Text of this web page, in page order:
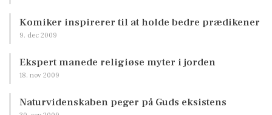
Komiker inspirerer til at holde bedre prædikener
9. dec 2009
Ekspert manede religiøse myter i jorden
18. nov 2009
Naturvidenskaben peger på Guds eksistens